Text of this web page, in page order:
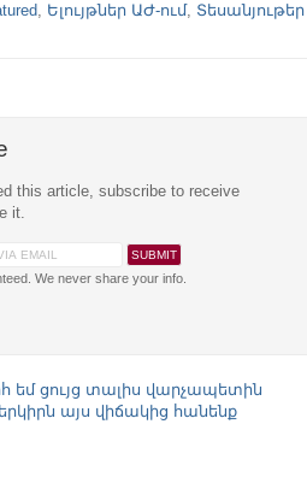
, Ելույթներ ԱԺ-ում, Տեսանյութեր
this article, subscribe to receive
it.
We never share your info.
ցույց տալիս վարչապետին
այս վիճակից հանենք